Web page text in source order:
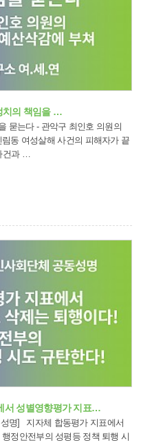
치의 책임을 …
건과 …
서 성별영향평가 지표…
정안전부의 성평등 정책 퇴행 시